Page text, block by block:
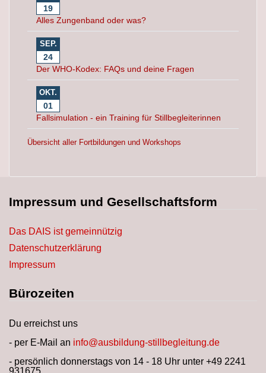
19
Alles Zungenband oder was?
SEP.
24
Der WHO-Kodex: FAQs und deine Fragen
OKT.
01
Fallsimulation - ein Training für Stillbegleiterinnen
Übersicht aller Fortbildungen und Workshops
Impressum und Gesellschaftsform
Das DAIS ist gemeinnützig
Datenschutzerklärung
Impressum
Bürozeiten
Du erreichst uns
- per E-Mail an info@ausbildung-stillbegleitung.de
- persönlich donnerstags von 14 - 18 Uhr unter +49 2241
931675.